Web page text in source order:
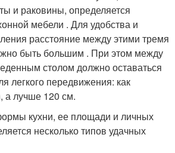
и раковины, определяется
мебели . Для удобства и
расстояние между этими тремя
быть большим . При этом между
столом должно оставаться
легкого передвижения: как
а лучше 120 см.
кухни, ее площади и личных
несколько типов удачных